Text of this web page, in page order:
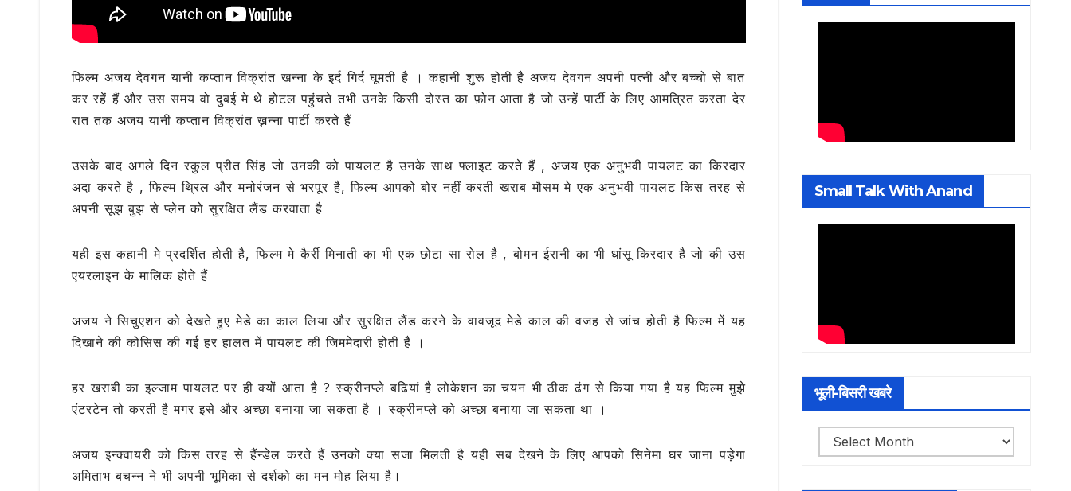
फिल्म अजय देवगन यानी कप्तान विक्रांत खन्ना के इर्द गिर्द घूमती है । कहानी शुरू होती है अजय देवगन अपनी पत्नी और बच्चो से बात
कर रहें हैं और उस समय वो दुबई मे थे होटल पहुंचते तभी उनके किसी दोस्त का फ़ोन आता है जो उन्हें पार्टी के लिए आमत्रित करता देर
रात तक अजय यानी कप्तान विक्रांत ख्नन्ना पार्टी करते हैं
उसके बाद अगले दिन रकुल प्रीत सिंह जो उनकी को पायलट है उनके साथ फ्लाइट करते हैं , अजय एक अनुभवी पायलट का किरदार
अदा करते है , फिल्म थ्रिल और मनोरंजन से भरपूर है, फिल्म आपको बोर नहीं करती खराब मौसम मे एक अनुभवी पायलट किस तरह से
अपनी सूझ बुझ से प्लेन को सुरक्षित लैंड करवाता है
यही इस कहानी मे प्रदर्शित होती है, फिल्म मे कैर्री मिनाती का भी एक छोटा सा रोल है , बोमन ईरानी का भी धांसू किरदार है जो की उस
एयरलाइन के मालिक होते हैं
अजय ने सिचुएशन को देखते हुए मेडे का काल लिया और सुरक्षित लैंड करने के वावजूद मेडे काल की वजह से जांच होती है फिल्म में यह
दिखाने की कोसिस की गई हर हालत में पायलट की जिममेदारी होती है ।
हर खराबी का इल्जाम पायलट पर ही क्यों आता है ? स्क्रीनप्ले बढियां है लोकेशन का चयन भी ठीक ढंग से किया गया है यह फिल्म मुझे
एंटरटेन तो करती है मगर इसे और अच्छा बनाया जा सकता है । स्क्रीनप्ले को अच्छा बनाया जा सकता था ।
अजय इन्क्वायरी को किस तरह से हैंन्डेल करते हैं उनको क्या सजा मिलती है यही सब देखने के लिए आपको सिनेमा घर जाना पड़ेगा
अमिताभ बचन्न ने भी अपनी भूमिका से दर्शको का मन मोह लिया है।
Small Talk With Anand
भूली-बिसरी खबरे
भूली-
बिसरी